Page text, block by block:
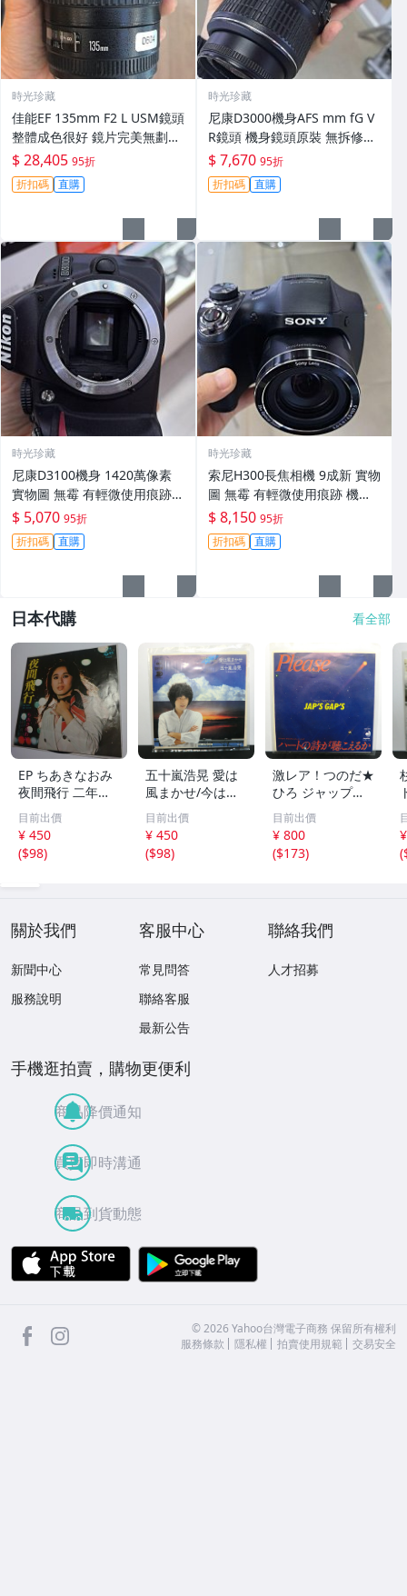
時光珍藏
佳能EF 135mm F2 L USM鏡頭
整體成色很好 鏡片完美無劃痕
功能一切正常 無拆修無-3430
$ 28,405 95折
折扣碼 直購
時光珍藏
尼康D3000機身AFS mm fG V
R鏡頭 機身鏡頭原裝 無拆修無
翻新 有輕微使用痕跡 鏡頭-34
30
$ 7,670 95折
折扣碼 直購
時光珍藏
尼康D3100機身 1420萬像素
實物圖 無霉 有輕微使用痕跡
機身原裝 無拆修無翻新 臨-34
3
$ 5,070 95折
折扣碼 直購
時光珍藏
索尼H300長焦相機 9成新 實物
圖 無霉 有輕微使用痕跡 機身
鏡頭原裝 無拆修無翻新-3430
$ 8,150 95折
折扣碼 直購
日本代購 看全部
EP ちあきなおみ
夜間飛行 二年前
の秋
目前出價
¥ 450
($98)
五十嵐浩晃 愛は
風まかせ/今はひ
とりで EPレコー
ド シングル 06SH
771/1980 スプラ
イトのCMソング
目前出價
¥ 450
($98)
激レア！つのだ★
ひろ ジャップ
ス・ギャップス/
プリーズ EPレコ
ード シングル
『ハートの詩が聴
目前出價
¥ 800
($173)
(
關於我們
新聞中心
服務說明
客服中心
常見問答
聯絡客服
最新公告
聯絡我們
人才招募
手機逛拍賣，購物更便利
商品降價通知
買賣即時溝通
商品到貨動態
APP Store
facebook ©2026 Yahoo台灣電子商務 保留所有權利
服務條款
隱私權 拍賣使用規範 交易安全